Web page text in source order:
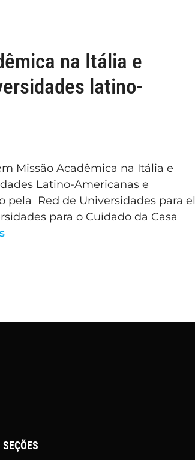
na Itália e
latino-
Missão Acadêmica na Itália e
Latino-Americanas e
pela Red de Universidades para el
para o Cuidado da Casa
SEÇÕES